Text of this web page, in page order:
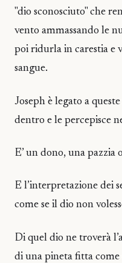
"dio sconosciuto" che
vento ammassando le
poi ridurla in carestia e
sangue.
Joseph è legato a
dentro e le percepisce
E’ un dono, una pazzia
E l’interpretazione dei
come se il dio non
Di quel dio ne troverà
di una pineta fitta